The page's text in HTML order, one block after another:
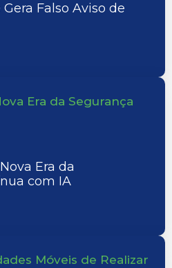
Falso Aviso de
Era da
com IA